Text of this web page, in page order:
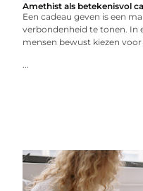
Amethist als betekenisvol
Een cadeau geven is een
verbondenheid te tonen. In
mensen bewust kiezen
...